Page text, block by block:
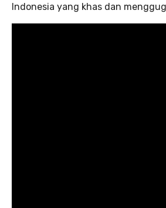
Indonesia yang khas dan